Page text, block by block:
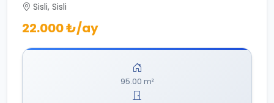
Sisli, Sisli
22.000 ₺/ay
95.00 m²